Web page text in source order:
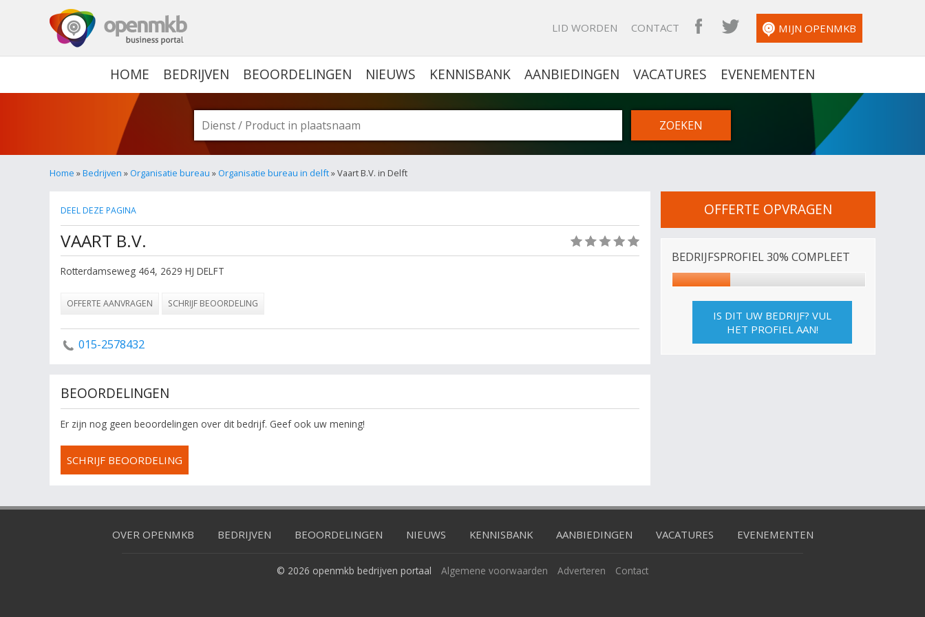
LID WORDEN CONTACT OPENMKB FACEBOOK
OPENMKB TWITTER
MIJN OPENMKB
HOME BEDRIJVEN BEOORDELINGEN NIEUWS KENNISBANK AANBIEDINGEN VACATURES EVENEMENTEN
Home »Bedrijven » Organisatie bureau » Organisatie bureau in delft» Vaart B.V. in Delft
DEEL DEZE PAGINA
VAART B.V.
Rotterdamseweg 464, 2629 HJ DELFT
OFFERTE AANVRAGEN SCHRIJF BEOORDELING
015-2578432
BEOORDELINGEN
Er zijn nog geen beoordelingen over dit bedrijf. Geef ook uw mening!
SCHRIJF BEOORDELING
OFFERTE OPVRAGEN
BEDRIJFSPROFIEL 30% COMPLEET
IS DIT UW BEDRIJF? VUL
HET PROFIEL AAN!
OVER OPENMKB BEDRIJVEN BEOORDELINGEN NIEUWS KENNISBANK AANBIEDINGEN VACATURES EVENEMENTEN
© 2026 openmkb bedrijven portaal Algemene voorwaarden Adverteren Contact